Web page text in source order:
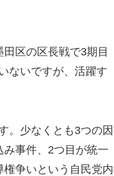
区の区長戦で3期目
ないですが、活躍す
。少なくとも3つの因
事件、2つ目が統一
争いという自民党内